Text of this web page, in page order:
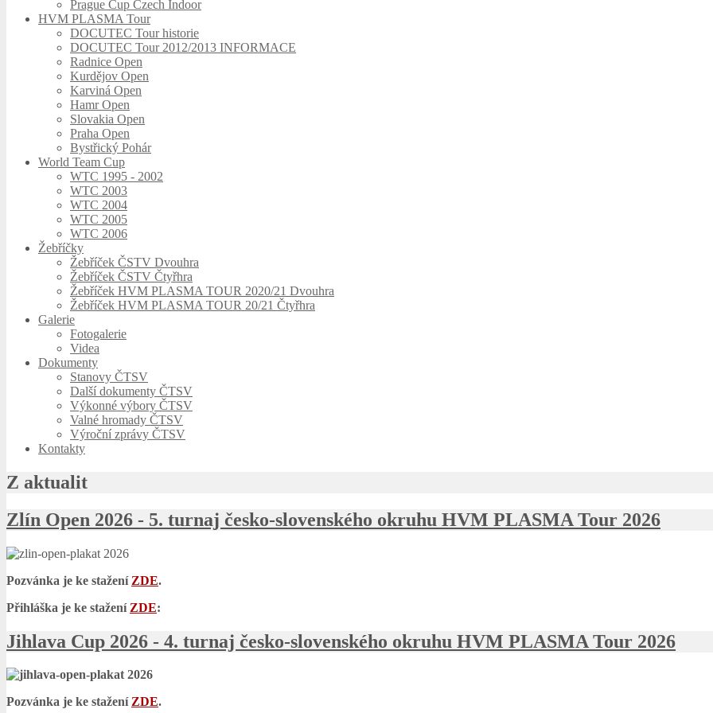
Prague Cup Czech Indoor
HVM PLASMA Tour
DOCUTEC Tour historie
DOCUTEC Tour 2012/2013 INFORMACE
Radnice Open
Kurdějov Open
Karviná Open
Hamr Open
Slovakia Open
Praha Open
Bystřický Pohár
World Team Cup
WTC 1995 - 2002
WTC 2003
WTC 2004
WTC 2005
WTC 2006
Žebříčky
Žebříček ČSTV Dvouhra
Žebříček ČSTV Čtyřhra
Žebříček HVM PLASMA TOUR 2020/21 Dvouhra
Žebříček HVM PLASMA TOUR 20/21 Čtyřhra
Galerie
Fotogalerie
Videa
Dokumenty
Stanovy ČTSV
Další dokumenty ČTSV
Výkonné výbory ČTSV
Valné hromady ČTSV
Výroční zprávy ČTSV
Kontakty
Z aktualit
Zlín Open 2026 - 5. turnaj česko-slovenského okruhu HVM PLASMA Tour 2026
Pozvánka je ke stažení ZDE.
Přihláška je ke stažení ZDE:
Jihlava Cup 2026 - 4. turnaj česko-slovenského okruhu HVM PLASMA Tour 2026
Pozvánka je ke staženíZDE.